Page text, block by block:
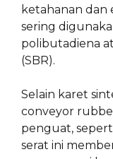
ketahanan dan
sering
polibutadiena
(SBR).
Selain karet
conveyor
penguat,
serat ini